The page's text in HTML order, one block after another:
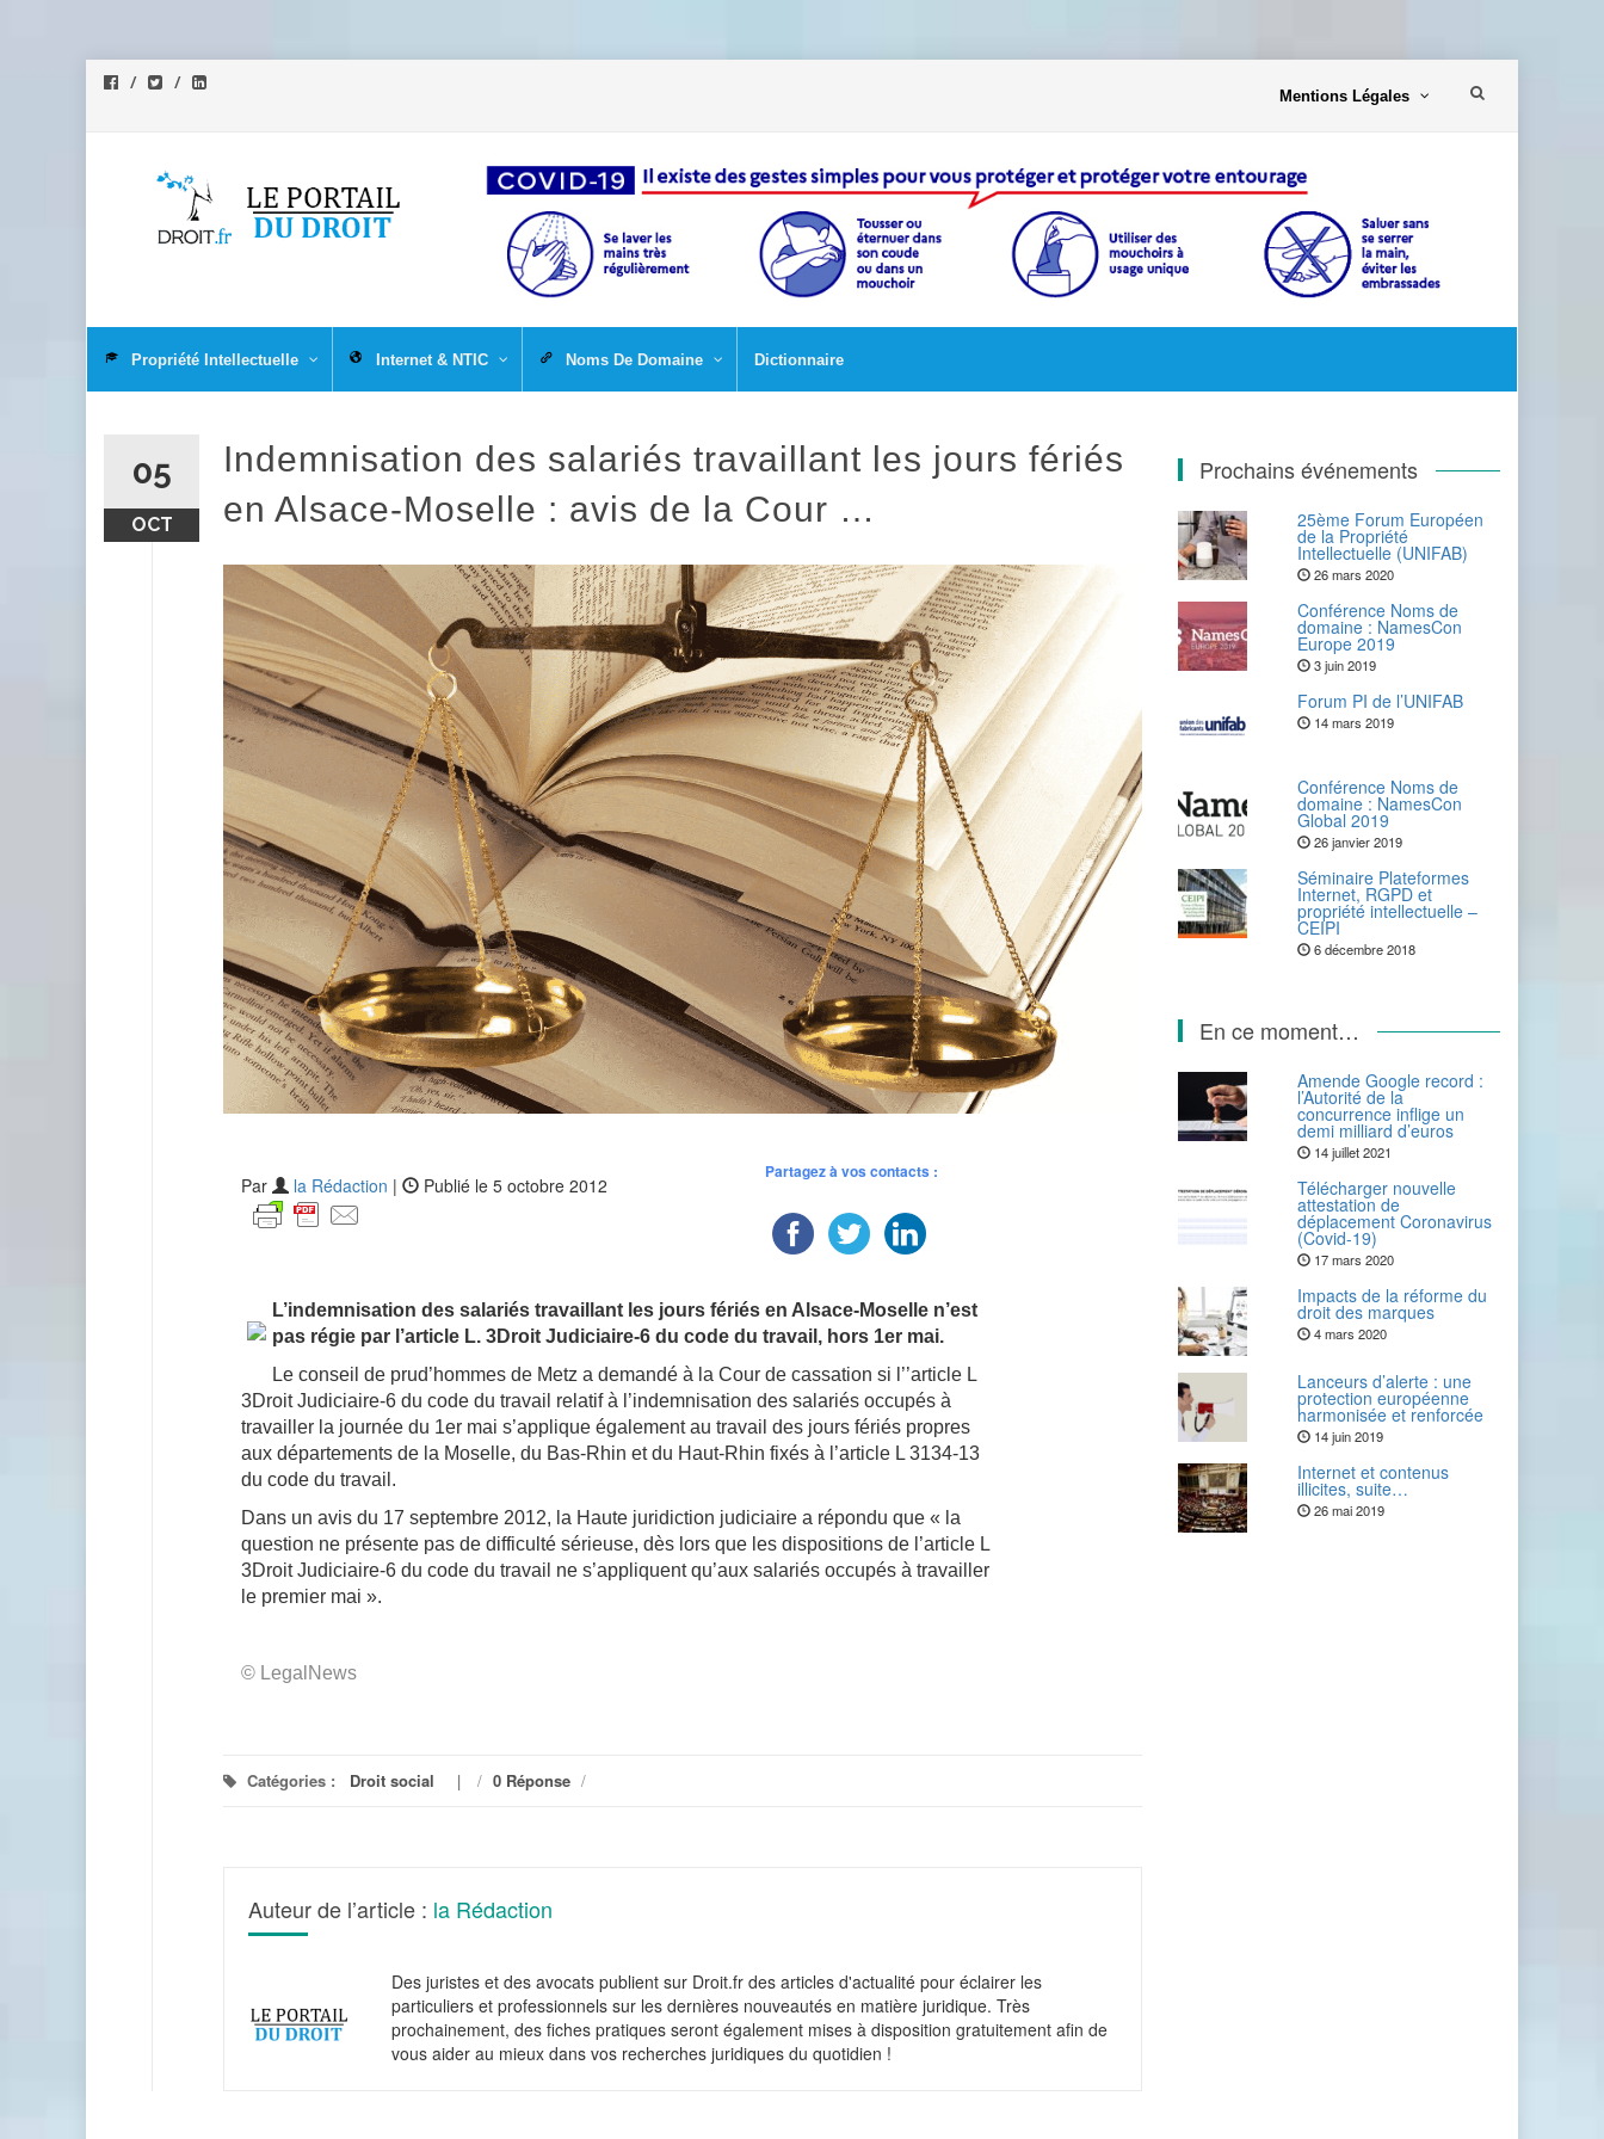
contenu
Mentions Légales
contenu
Propriété Intellectuelle Internet & NTIC Noms De Domaine Dictionnaire
Indemnisation des salariés travaillant les jours fériés
en Alsace-Moselle : avis de la Cour …
05
OCT
Par la Rédaction | Publié le 5 octobre 2012
Partagez à vos contacts :
L’indemnisation des salariés travaillant les jours fériés en Alsace-Moselle n’est
pas régie par l’article L. 3Droit Judiciaire-6 du code du travail, hors 1er mai.
Le conseil de prud’hommes de Metz a demandé à la Cour de cassation si l’’article L
3Droit Judiciaire-6 du code du travail relatif à l’indemnisation des salariés occupés à
travailler la journée du 1er mai s’applique également au travail des jours fériés propres
aux départements de la Moselle, du Bas-Rhin et du Haut-Rhin fixés à l’article L 3134-13
du code du travail.
Dans un avis du 17 septembre 2012, la Haute juridiction judiciaire a répondu que « la
question ne présente pas de difficulté sérieuse, dès lors que les dispositions de l’article L
3Droit Judiciaire-6 du code du travail ne s’appliquent qu’aux salariés occupés à travailler
le premier mai ».
© LegalNews
Catégories : Droit social / 0 Réponse /
Auteur de l’article : la Rédaction
Des juristes et des avocats publient sur Droit.fr des articles d'actualité pour éclairer les
particuliers et professionnels sur les dernières nouveautés en matière juridique. Très
prochainement, des fiches pratiques seront également mises à disposition gratuitement afin de
vous aider au mieux dans vos recherches juridiques du quotidien !
Prochains événements
25ème Forum Européen
de la Propriété
Intellectuelle (UNIFAB)
26 mars 2020
Conférence Noms de
domaine : NamesCon
Europe 2019
3 juin 2019
Forum PI de l’UNIFAB
14 mars 2019
Conférence Noms de
domaine : NamesCon
Global 2019
26 janvier 2019
Séminaire Plateformes
Internet, RGPD et
propriété intellectuelle –
CEIPI
6 décembre 2018
En ce moment…
Amende Google record :
l’Autorité de la
concurrence inflige un
demi milliard d’euros
14 juillet 2021
Télécharger nouvelle
attestation de
déplacement Coronavirus
(Covid-19)
17 mars 2020
Impacts de la réforme du
droit des marques
4 mars 2020
Lanceurs d’alerte : une
protection européenne
harmonisée et renforcée
14 juin 2019
Internet et contenus
illicites, suite…
26 mai 2019